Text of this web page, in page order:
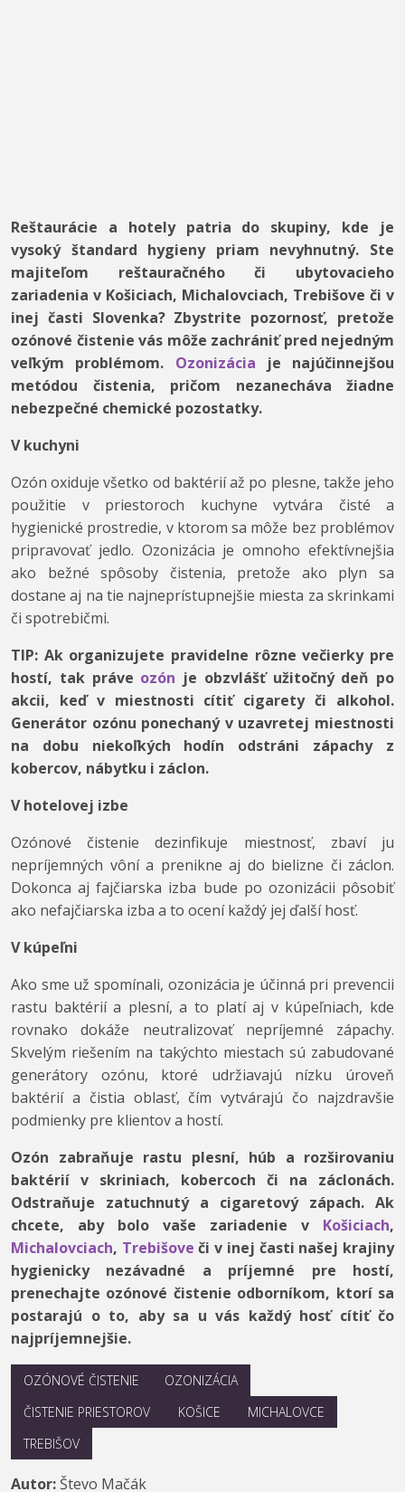
Reštaurácie a hotely patria do skupiny, kde je
vysoký štandard hygieny priam nevyhnutný. Ste
majiteľom reštauračného či ubytovacieho
zariadenia v Košiciach, Michalovciach, Trebišove či v
inej časti Slovenka? Zbystrite pozornosť, pretože
ozónové čistenie vás môže zachrániť pred nejedným
veľkým problémom. Ozonizácia je najúčinnejšou
metódou čistenia, pričom nezanecháva žiadne
nebezpečné chemické pozostatky.
V kuchyni
Ozón oxiduje všetko od baktérií až po plesne, takže jeho
použitie v priestoroch kuchyne vytvára čisté a
hygienické prostredie, v ktorom sa môže bez problémov
pripravovať jedlo. Ozonizácia je omnoho efektívnejšia
ako bežné spôsoby čistenia, pretože ako plyn sa
dostane aj na tie najneprístupnejšie miesta za skrinkami
či spotrebičmi.
TIP: Ak organizujete pravidelne rôzne večierky pre
hostí, tak práve ozón je obzvlášť užitočný deň po
akcii, keď v miestnosti cítiť cigarety či alkohol.
Generátor ozónu ponechaný v uzavretej miestnosti
na dobu niekoľkých hodín odstráni zápachy z
kobercov, nábytku i záclon.
V hotelovej izbe
Ozónové čistenie dezinfikuje miestnosť, zbaví ju
nepríjemných vôní a prenikne aj do bielizne či záclon.
Dokonca aj fajčiarska izba bude po ozonizácii pôsobiť
ako nefajčiarska izba a to ocení každý jej ďalší hosť.
V kúpeľni
Ako sme už spomínali, ozonizácia je účinná pri prevencii
rastu baktérií a plesní, a to platí aj v kúpeľniach, kde
rovnako dokáže neutralizovať nepríjemné zápachy.
Skvelým riešením na takýchto miestach sú zabudované
generátory ozónu, ktoré udržiavajú nízku úroveň
baktérií a čistia oblasť, čím vytvárajú čo najzdravšie
podmienky pre klientov a hostí.
Ozón zabraňuje rastu plesní, húb a rozširovaniu
baktérií v skriniach, kobercoch či na záclonách.
Odstraňuje zatuchnutý a cigaretový zápach. Ak
chcete, aby bolo vaše zariadenie v Košiciach,
Michalovciach, Trebišove či v inej časti našej krajiny
hygienicky nezávadné a príjemné pre hostí,
prenechajte ozónové čistenie odborníkom, ktorí sa
postarajú o to, aby sa u vás každý hosť cítiť čo
najpríjemnejšie.
OZÓNOVÉ ČISTENIE
OZONIZÁCIA
ČISTENIE PRIESTOROV
KOŠICE
MICHALOVCE
TREBIŠOV
Autor: Števo Mačák